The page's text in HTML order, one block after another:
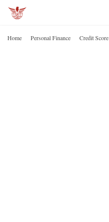
Home Personal Finance Credit Score